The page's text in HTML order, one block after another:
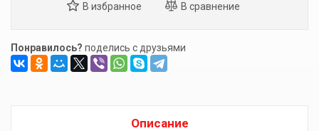
Понравилось? поделись с друзьями
Описание